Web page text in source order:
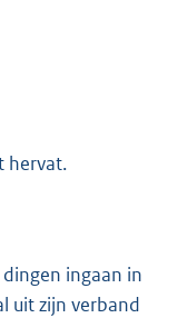
hervat.
ingaan in
uit zijn verband